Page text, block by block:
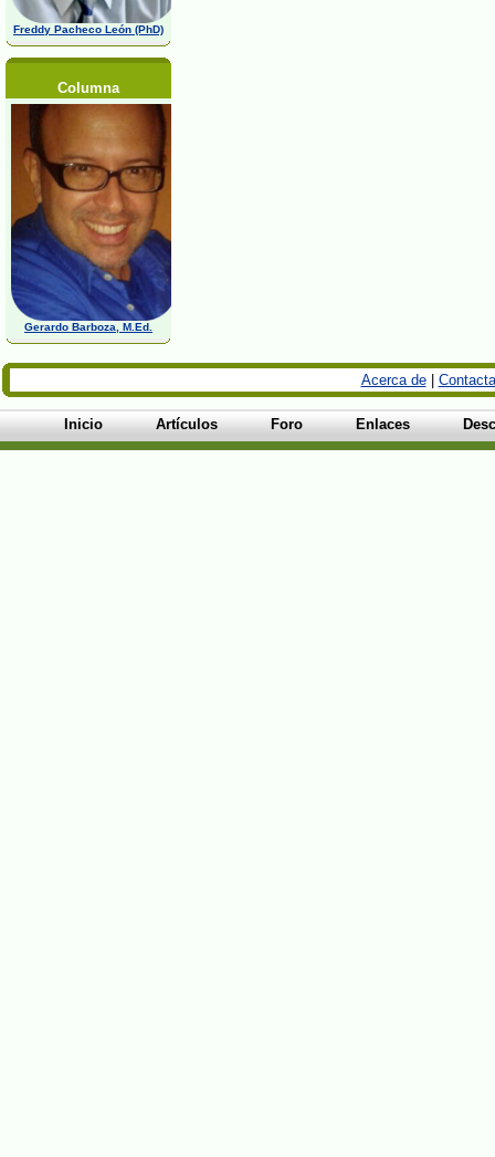
Freddy Pacheco León (PhD)
Columna
Gerardo Barboza, M.Ed.
Acerca de|
Inicio Artículos Foro Enlaces